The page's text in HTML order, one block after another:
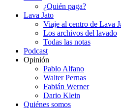
¿Quién paga?
Lava Jato
Viaje al centro de Lava
Los archivos del lavado
Todas las notas
Podcast
Opinión
Pablo Alfano
Walter Pernas
Fabián Werner
Dario Klein
Quiénes somos